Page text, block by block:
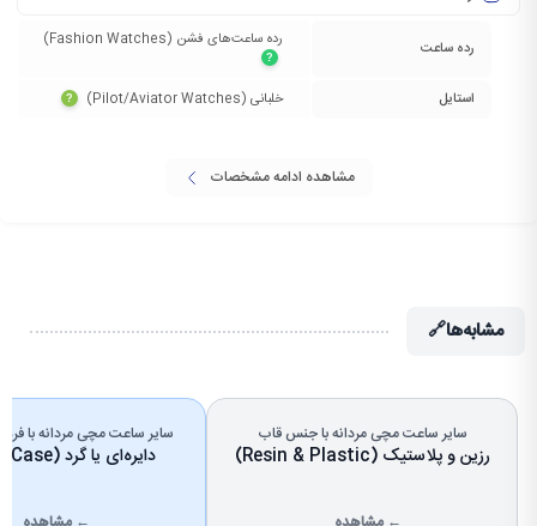
رده ساعت رده ساعت‌های فشن (Fashion Watches)‏
?
استایل خلبانی (Pilot/Aviator Watches)‏ ?
مشاهده ادامه مشخصات
مشابه‌ها🔗
سایر ساعت مچی مردانه با جنس قاب
رزین و پلاستیک (Resin & Plastic)
سایر ساعت مچی مردانه با
دایره‌ای یا گرد (Round Case)